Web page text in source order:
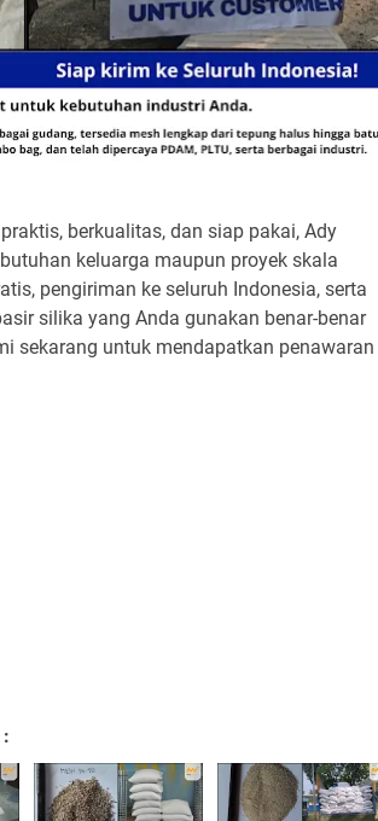
berkualitas, dan siap pakai, Ady
keluarga maupun proyek skala
pengiriman ke seluruh Indonesia, serta
silika yang Anda gunakan benar-benar
sekarang untuk mendapatkan penawaran